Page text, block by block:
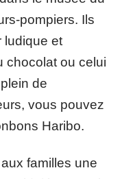
pompiers. Ils
ludique et
chocolat ou celui
de
vous pouvez
Haribo.
familles une